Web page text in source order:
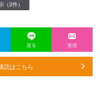
（2件）
送る 送信
読はこちら